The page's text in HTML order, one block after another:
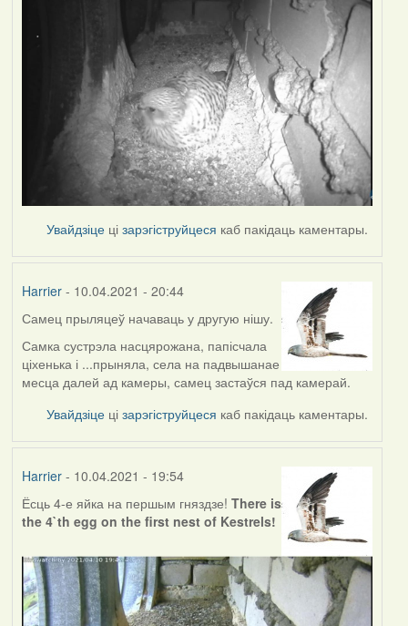
Увайдзіце цізарэгіструйцеся каб пакідаць каментары.
Harrier- 10.04.2021 - 20:44
Самец прыляцеў начаваць у другую нішу.
Самка сустрэла насцярожана, папісчала
ціхенька і ...прыняла, села на падвышанае
месца далей ад камеры, самец застаўся пад камерай.
Увайдзіце цізарэгіструйцеся каб пакідаць каментары.
Harrier- 10.04.2021 - 19:54
Ёсць 4-е яйка на першым гняздзе! There is
the 4`th egg on the first nest of Kestrels!